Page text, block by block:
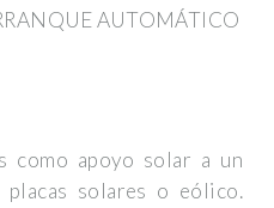
AUTOMÁTICO
como apoyo solar a un
solares o eólico.